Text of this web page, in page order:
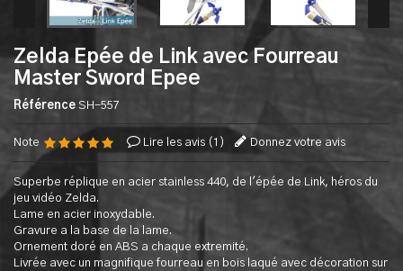
Zelda Epée de Link avec Fourreau
Master Sword Epee
Référence SH-557
Note Lire les avis ( 1 ) Donnez votre avis
Superbe réplique en acier stainless 440, de l'épée de Link, héros du
jeu vidéo Zelda.
Lame en acier inoxydable.
Gravure a la base de la lame.
Ornement doré en ABS a chaque extremité.
Livrée avec un magnifique fourreau en bois laqué avec décoration sur